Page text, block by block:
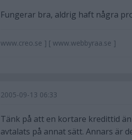
Fungerar bra, aldrig haft några
www.creo.se ] [ www.webbyraa.se ]
2005-09-13 06:33
Tänk på att en kortare kredittid
avtalats på annat sätt. Annars är